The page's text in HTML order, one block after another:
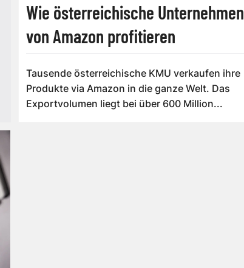
Wie österreichische Unternehmen
von Amazon profitieren
Tausende österreichische KMU verkaufen ihre
Produkte via Amazon in die ganze Welt. Das
Exportvolumen liegt bei über 600 Million...